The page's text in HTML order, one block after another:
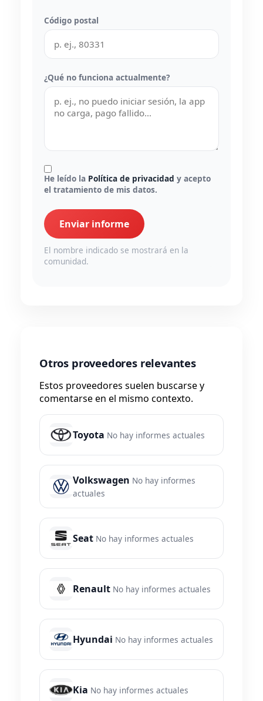
Código postal
¿Qué no funciona actualmente?
He leído la Política de privacidad y acepto
el tratamiento de mis datos.
Enviar informe
El nombre indicado se mostrará en la
comunidad.
Otros proveedores relevantes
Estos proveedores suelen buscarse y
comentarse en el mismo contexto.
Toyota No hay informes actuales
Volkswagen No hay informes
actuales
Seat No hay informes actuales
Renault No hay informes actuales
Hyundai No hay informes actuales
Kia No hay informes actuales